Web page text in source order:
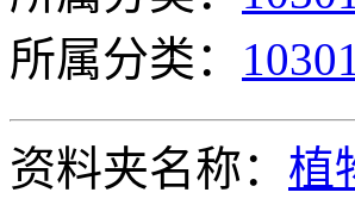
所属分类：
资料夹名称： 植